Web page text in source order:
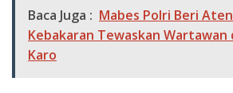
Baca Juga : Mabes Polri Beri
Kebakaran Tewaskan Wartawan
Karo